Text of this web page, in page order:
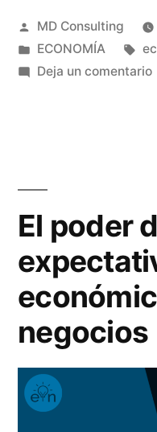
Publicado
por
MD Consulting
Publicado
en
ECONOMÍA
Deja un comentario
El poder
negocios